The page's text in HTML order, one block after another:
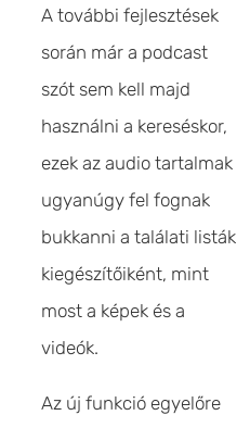
A további fejlesztések
során már a podcast
szót sem kell majd
használni a kereséskor,
ezek az audio tartalmak
ugyanúgy fel fognak
bukkanni a találati listák
kiegészítőiként, mint
most a képek és a
videók.
Az új funkció egyelőre